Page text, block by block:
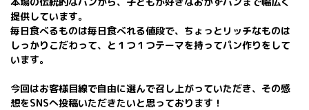
提供しています。
毎日食べるものは毎日食べれる値段で、ちょっとリッチなものは
しっかりこだわって、と１つ１つテーマを持ってパン作りをして
います。
今回はお客様目線で自由に選んで召し上がっていただき、その感
想をSNSへ投稿いただきたいと思っております！